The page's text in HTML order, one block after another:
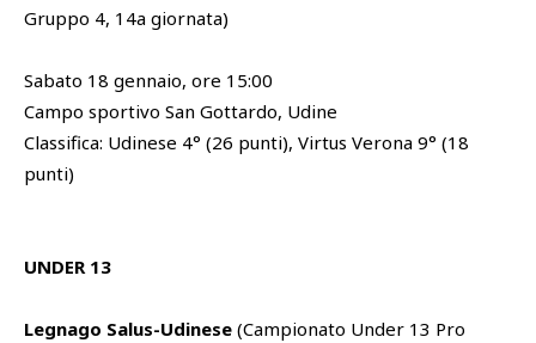
Gruppo 4, 14a giornata)
Sabato 18 gennaio, ore 15:00
Campo sportivo San Gottardo, Udine
Classifica: Udinese 4° (26 punti), Virtus Verona 9° (18
punti)
UNDER 13
Legnago Salus-Udinese (Campionato Under 13 Pro